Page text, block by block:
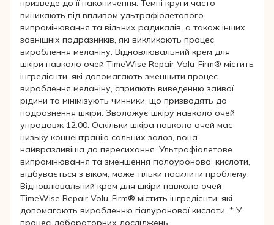
призведе до її накопичення. Темні круги часто
виникають під впливом ультрафіолетового
випромінювання та вільних радикалів, а також інших
зовнішніх подразників, які викликають процес
вироблення меланіну. Відновлювальний крем для
шкіри навколо очей TimeWise Repair Volu-Firm® містить
інгредієнти, які допомагають зменшити процес
вироблення меланіну, сприяють виведенню зайвої
рідини та мінімізують чинники, що призводять до
подразнення шкіри. Зволожує шкіру навколо очей
упродовж 12:00. Оскільки шкіра навколо очей має
низьку концентрацію сальних залоз, вона
найвразливіша до пересихання. Ультрафіолетове
випромінювання та зменшення гіалоуронової кислоти,
відбувається з віком, може тільки посилити проблему.
Відновлювальний крем для шкіри навколо очей
TimeWise Repair Volu-Firm® містить інгредієнти, які
допомагають виробленню гіалуронової кислоти. * У
процесі лабораторних досліджень